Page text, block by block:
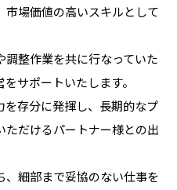
場価値の高いスキルとして
整作業を共に行なっていた
サポートいたします。
を存分に発揮し、長期的なプ
ただけるパートナー様との出
細部まで妥協のない仕事を